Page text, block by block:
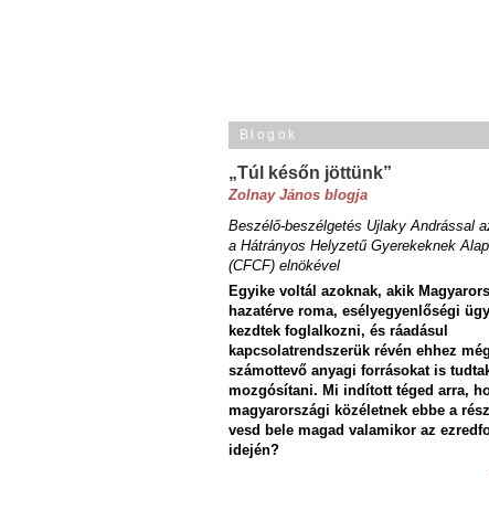
Blogok
„Túl későn jöttünk”
Zolnay János blogja
Beszélő-beszélgetés Ujlaky Andrással
a Hátrányos Helyzetű Gyerekeknek
(CFCF) elnökével
Egyike voltál azoknak, akik
hazatérve roma, esélyegyenlőségi
kezdtek foglalkozni, és ráadásul
kapcsolatrendszerük révén ehhez még
számottevő anyagi forrásokat is
mozgósítani. Mi indított téged arra,
magyarországi közéletnek ebbe a
vesd bele magad valamikor az
idején?